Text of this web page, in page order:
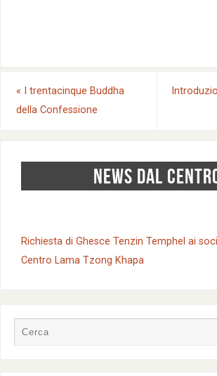
« I trentacinque Buddha
della Confessione
NEWS DAL
Richiesta di Ghesce Tenzin Temphel ai
Centro Lama Tzong Khapa